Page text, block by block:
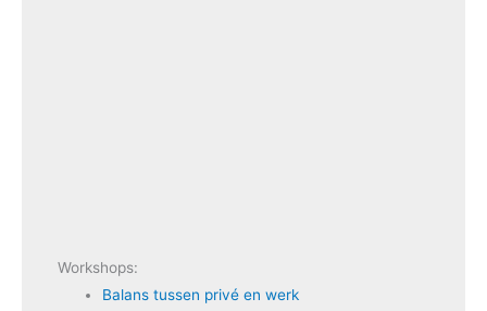
Workshops:
Balans tussen privé en werk